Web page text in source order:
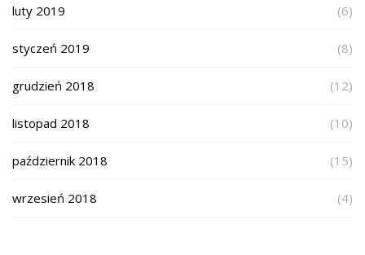
luty 2019 (6)
styczeń 2019 (8)
grudzień 2018 (12)
listopad 2018 (10)
październik 2018 (15)
wrzesień 2018 (4)